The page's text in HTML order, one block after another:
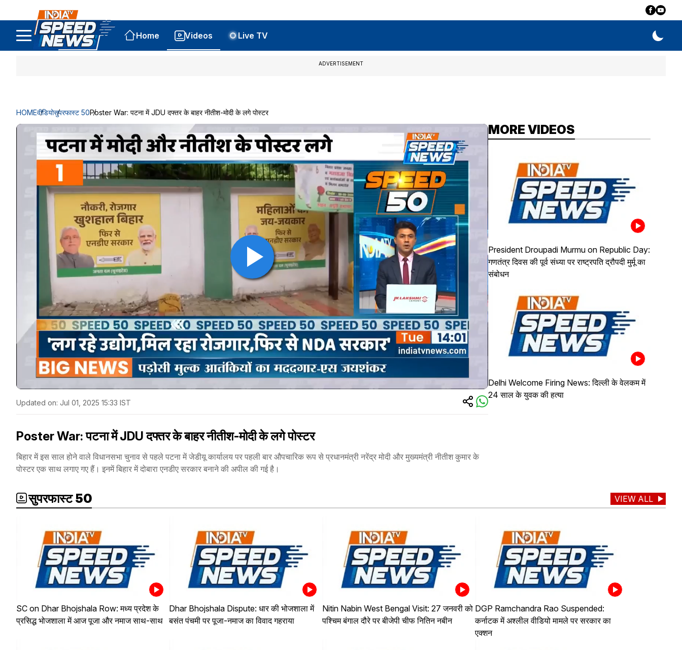
Home Videos Live TV
ADVERTISEMENT
HOMEवीडियोसुपरफास्ट 50Poster War: पटना में JDU दफ्तर के बाहर नीतीश-मोदी के लगे पोस्टर
Updated on: Jul 01, 2025 15:33 IST
Poster War: पटना में JDU दफ्तर के बाहर नीतीश-मोदी के लगे पोस्टर
बिहार में इस साल होने वाले विधानसभा चुनाव से पहले पटना में जेडीयू कार्यालय पर पहली बार औपचारिक रूप से प्रधानमंत्री नरेंद्र मोदी और मुख्यमंत्री नीतीश कुमार के
पोस्टर एक साथ लगाए गए हैं। इनमें बिहार में दोबारा एनडीए सरकार बनाने की अपील की गई है।
MORE VIDEOS
President Droupadi Murmu on Republic Day:
गणतंत्र दिवस की पूर्व संध्या पर राष्ट्रपति द्रौपदी मुर्मू का
संबोधन
Delhi Welcome Firing News: दिल्ली के वेलकम में
24 साल के युवक की हत्या
सुपरफास्ट 50 VIEW ALL
SC on Dhar Bhojshala Row: मध्य प्रदेश के
प्रसिद्ध भोजशाला में आज पूजा और नमाज साथ-साथ
Dhar Bhojshala Dispute: धार की भोजशाला में
बसंत पंचमी पर पूजा-नमाज का विवाद गहराया
Nitin Nabin West Bengal Visit: 27 जनवरी को
पश्चिम बंगाल दौरे पर बीजेपी चीफ नितिन नबीन
DGP Ramchandra Rao Suspended:
कर्नाटक में अश्लील वीडियो मामले पर सरकार का
एक्शन